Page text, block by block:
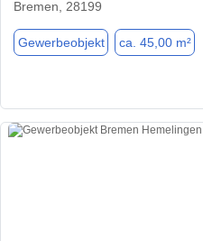
Bremen, 28199
Gewerbeobjekt ca. 45,00 m²